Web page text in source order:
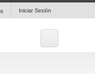
Iniciar Sesión